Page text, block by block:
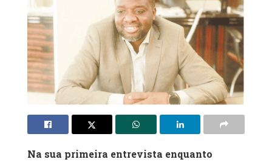
Na sua primeira entrevista enquanto